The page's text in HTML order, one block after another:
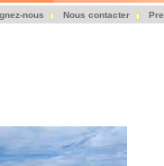
nous Nous contacter